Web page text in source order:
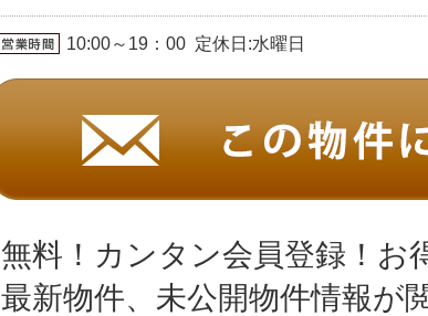
10:00～19：00 定休日:水曜日
無料！カンタン会員登録！お
最新物件、未公開物件情報が